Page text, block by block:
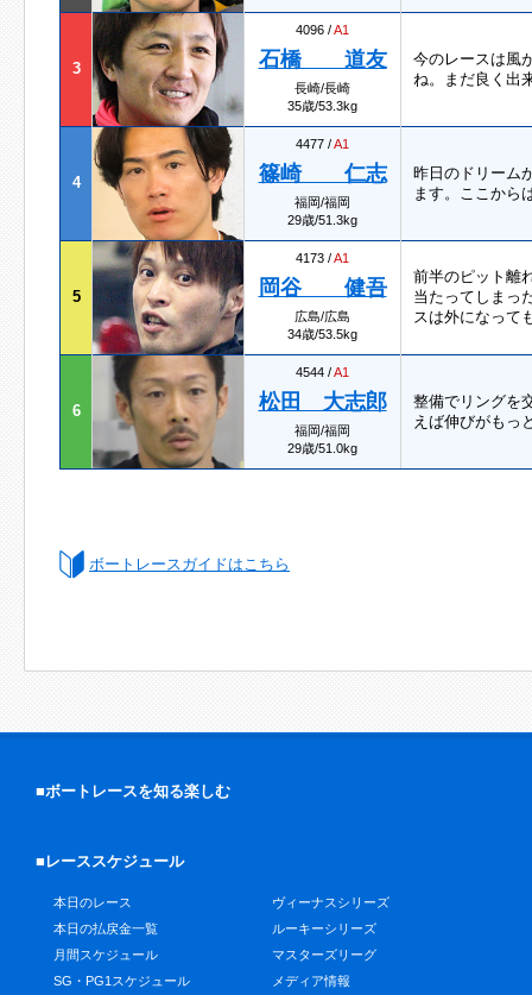
3
4096 /A1
石橋 道友
長崎/長崎
35歳/53.3kg
今のレースは風
ね。まだ良く出
4
4477 /A1
篠崎 仁志
福岡/福岡
29歳/51.3kg
昨日のドリーム
ます。ここから
5
4173 /A1
岡谷 健吾
広島/広島
34歳/53.5kg
前半のピット離
当たってしまっ
スは外になって
6
4544 /A1
松田 大志郎
福岡/福岡
29歳/51.0kg
整備でリングを
えば伸びがもっ
ボートレースガイドはこちら
■ボートレースを知る楽しむ
■レーススケジュール
本日のレース
本日の払戻金一覧
月間スケジュール
SG・PG1スケジュール
ヴィーナスシリーズ
ルーキーシリーズ
マスターズリーグ
メディア情報